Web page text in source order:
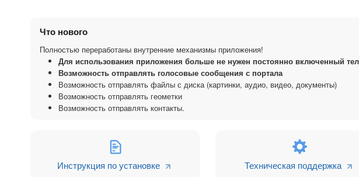
Отправка файлов с диска в роботах и бизнес процессах!
Отправка голосовых сообщений с портала, с версии 2 (NEW)
Получение геолокации, с версии 2 (NEW)
Получение отправленных вам контактов!
Подключение Whatsapp групп!
Приложение "Статусы и отправка сообщений" в карточке
Статусы сообщений в чате открытой линии (галки в чате)!
Передача картинок, файлов, голосовых сообщений, музыки.
Индикация о звонках в Whatsapp в чате и карточке CRM
Подключение коннектора для СМС (возможность первому
Что нового
Полностью переработаны внутренние механизмы приложения!
Для использования приложения больше не нужен постоянно включенный
Возможность отправлять голосовые сообщения с портала
Возможность отправлять файлы с диска (картинки, аудио, видео, документы)
Возможность отправлять геометки
Возможность отправлять контакты.
Инструкция по установке Техническая поддержка